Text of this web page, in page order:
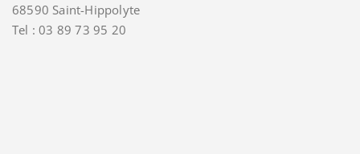
68590 Saint-Hippolyte
Tel : 03 89 73 95 20